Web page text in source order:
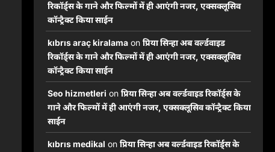
रिकॉर्ड्स के गाने और फिल्मों में ही आएंगी नजर, एक्सक्लूसिव
कॉन्ट्रैक्ट किया साईन
kıbrıs araç kiralamaon प्रिया सिन्हा अब वर्ल्डवाइड
रिकॉर्ड्स के गाने और फिल्मों में ही आएंगी नजर, एक्सक्लूसिव
कॉन्ट्रैक्ट किया साईन
Seo hizmetleri on प्रिया सिन्हा अब वर्ल्डवाइड रिकॉर्ड्स के
गाने और फिल्मों में ही आएंगी नजर, एक्सक्लूसिव कॉन्ट्रैक्ट किया
साईन
kıbrıs medikal on प्रिया सिन्हा अब वर्ल्डवाइड रिकॉर्ड्स के